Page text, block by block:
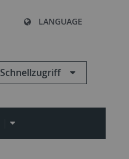
LANGUAGE
Schnellzugriff